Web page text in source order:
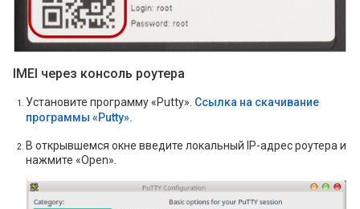
IMEI через консоль роутера
Установите программу «Putty». Ссылка на скачивание
программы «Putty».
В открывшемся окне введите локальный IP-адрес роутера и
нажмите «Open».